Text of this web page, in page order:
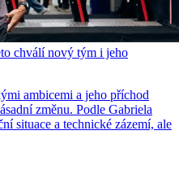
chválí nový tým i jeho
ambicemi a jeho příchod
změnu. Podle Gabriela
situace a technické zázemí, ale